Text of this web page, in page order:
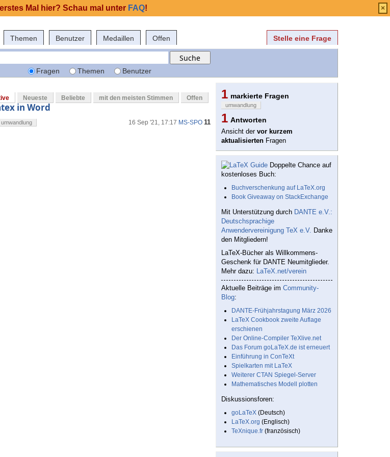
Themen Benutzer Medaillen Offen Stelle eine Frage
Fragen Themen Benutzer
Neueste Beliebte mit den meisten Stimmen Offen
in Word
16 Sep '21, 17:17 MS-SPO 11
umwandlung
1 markierte Fragen
umwandlung
1 Antworten
Ansicht der vor kurzem
aktualisierten Fragen
Doppelte Chance auf
kostenloses Buch:
Buchverschenkung auf LaTeX.org
Book Giveaway on StackExchange
Mit Unterstützung durch DANTE e.V.:
Deutschsprachige
Anwendervereinigung TeX e.V. Danke
den Mitgliedern!
LaTeX-Bücher als Willkommens-
Geschenk für DANTE Neumitglieder.
Mehr dazu: LaTeX.net/verein
Aktuelle Beiträge im Community-
Blog:
DANTE-Frühjahrstagung März 2026
LaTeX Cookbook zweite Auflage
erschienen
Der Online-Compiler TeXlive.net
Das Forum goLaTeX.de ist erneuert
Einführung in ConTeXt
Spielkarten mit LaTeX
Weiterer CTAN Spiegel-Server
Mathematisches Modell plotten
Diskussionsforen:
goLaTeX (Deutsch)
LaTeX.org (Englisch)
TeXnique.fr (französisch)
Mal hier? Schau mal unter FAQ! ×